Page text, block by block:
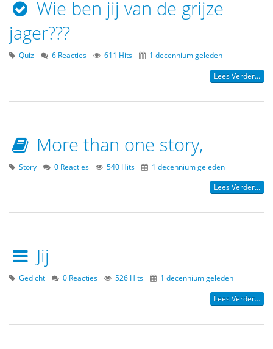
Wie ben jij van de grijze
jager???
Quiz 6 Reacties 611 Hits 1 decennium geleden
Lees Verder...
More than one story,
Story 0 Reacties 540 Hits 1 decennium geleden
Lees Verder...
Jij
Gedicht 0 Reacties 526 Hits 1 decennium geleden
Lees Verder...